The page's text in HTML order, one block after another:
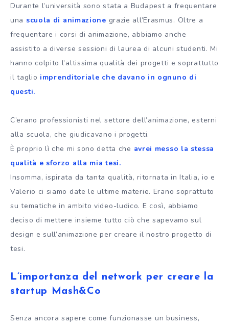
Durante l’università sono stata a Budapest a frequentare
una scuola di animazione grazie all’Erasmus. Oltre a
frequentare i corsi di animazione, abbiamo anche
assistito a diverse sessioni di laurea di alcuni studenti. Mi
hanno colpito l’altissima qualità dei progetti e soprattutto
il taglio imprenditoriale che davano in ognuno di
questi.
C’erano professionisti nel settore dell’animazione, esterni
alla scuola, che giudicavano i progetti.
È proprio lì che mi sono detta che avrei messo la stessa
qualità e sforzo alla mia tesi.
Insomma, ispirata da tanta qualità, ritornata in Italia, io e
Valerio ci siamo date le ultime materie. Erano soprattuto
su tematiche in ambito video-ludico. E così, abbiamo
deciso di mettere insieme tutto ciò che sapevamo sul
design e sull’animazione per creare il nostro progetto di
tesi.
L’importanza del network per creare la
startup Mash&Co
Senza ancora sapere come funzionasse un business,